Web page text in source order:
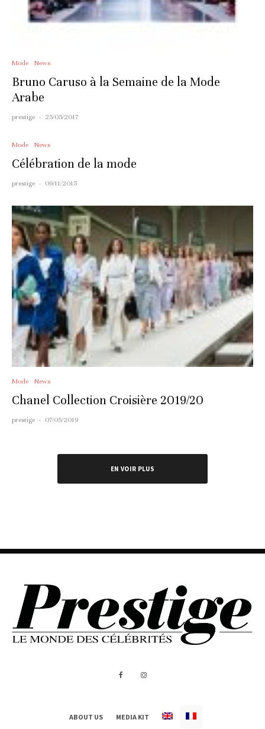
Mode News
Bruno Caruso à la Semaine de la Mode
Arabe
prestige · 25/05/2017
Mode News
Célébration de la mode
prestige · 09/11/2015
Mode News
Chanel Collection Croisière 2019/20
prestige · 07/05/2019
EN VOIR PLUS
ABOUT US MEDIA KIT